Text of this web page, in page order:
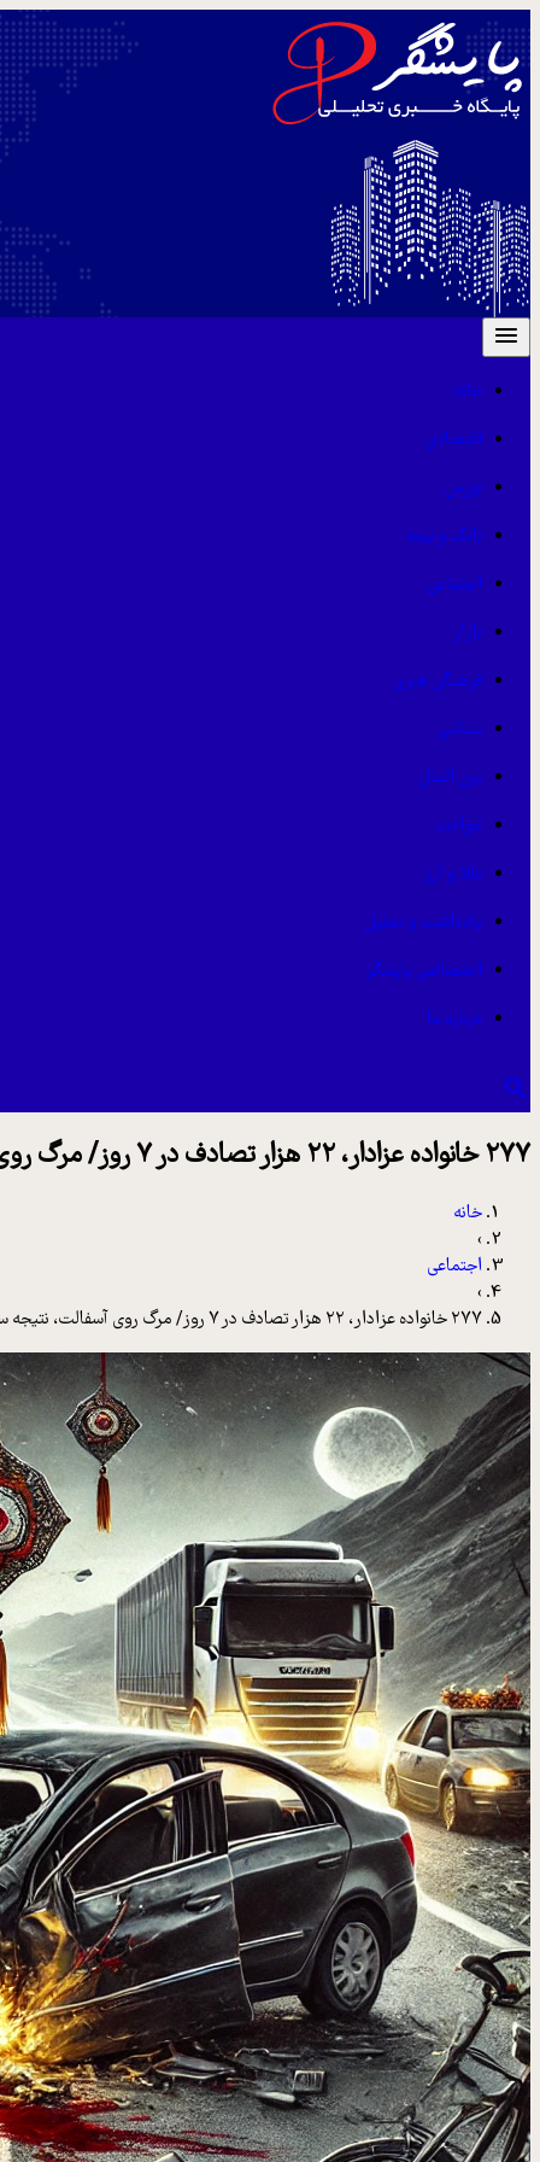
خانه
اقتصادی
بورس
بانک و بیمه
اجتماعی
بازار
فرهنگی هنری
سیاسی
بین الملل
حوادث
طلا و ارز
یادداشت و تحلیل
اختصاصی پایشگر
درباره ما
۲۷۷ خانواده عزادار، ۲۲ هزار تصادف در ۷ روز/ مرگ روی آسفالت، نتیجه سال‌ها بی‌تدبیری و بی‌مسئولیتی
خانه
›
اجتماعی
›
۲۷۷ خانواده عزادار، ۲۲ هزار تصادف در ۷ روز/ مرگ روی آسفالت، نتیجه سال‌ها بی‌تدبیری و بی‌مسئولیتی